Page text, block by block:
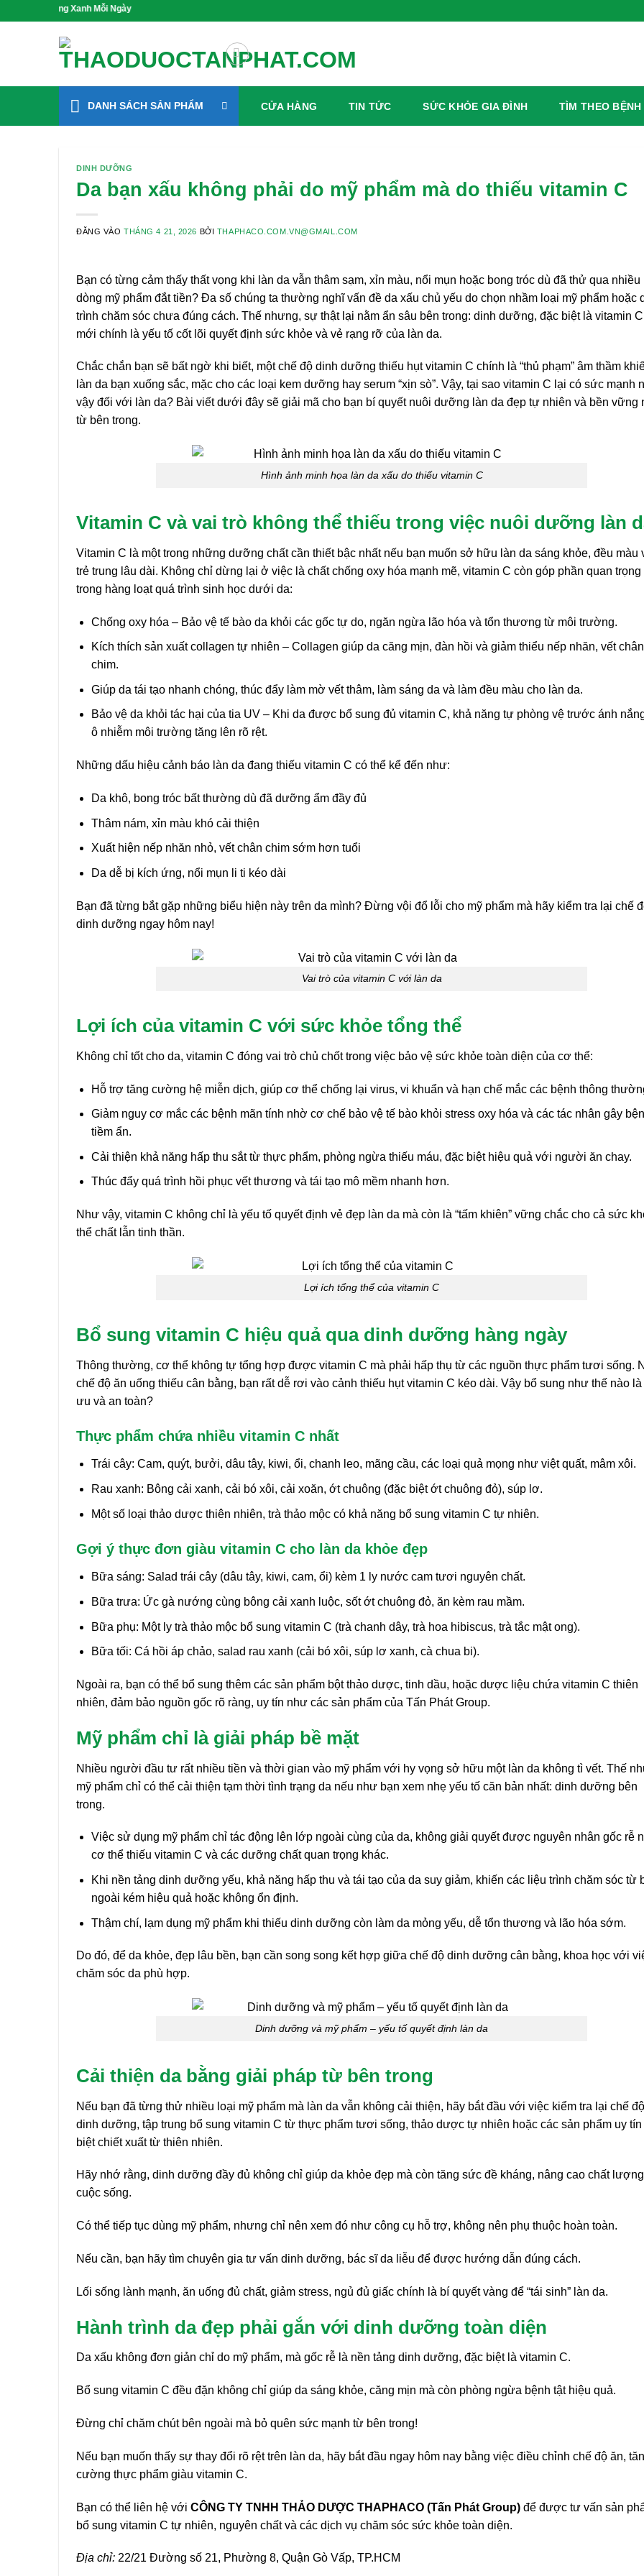
Sống Xanh Mỗi Ngày
DANH SÁCH SẢN PHẨM CỬA HÀNG TIN TỨC SỨC KHỎE GIA ĐÌNH TÌM THEO BỆNH
DINH DƯỠNG
Da bạn xấu không phải do mỹ phẩm mà do thiếu vitamin C
ĐĂNG VÀOTHÁNG 4 21, 2026 BỞI THAPHACO.COM.VN@GMAIL.COM
Bạn có từng cảm thấy thất vọng khi làn da vẫn thâm sạm, xỉn màu, nổi mụn hoặc bong tróc dù đã thử qua nhiều
dòng mỹ phẩm đắt tiền? Đa số chúng ta thường nghĩ vấn đề da xấu chủ yếu do chọn nhầm loại mỹ phẩm hoặc
trình chăm sóc chưa đúng cách. Thế nhưng, sự thật lại nằm ẩn sâu bên trong: dinh dưỡng, đặc biệt là vitamin
mới chính là yếu tố cốt lõi quyết định sức khỏe và vẻ rạng rỡ của làn da.
Chắc chắn bạn sẽ bất ngờ khi biết, một chế độ dinh dưỡng thiếu hụt vitamin C chính là “thủ phạm” âm thầm
làn da bạn xuống sắc, mặc cho các loại kem dưỡng hay serum “xịn sò”. Vậy, tại sao vitamin C lại có sức mạnh
vậy đối với làn da? Bài viết dưới đây sẽ giải mã cho bạn bí quyết nuôi dưỡng làn da đẹp tự nhiên và bền vững
từ bên trong.
Hình ảnh minh họa làn da xấu do thiếu vitamin C
Vitamin C và vai trò không thể thiếu trong việc nuôi dưỡng làn
Vitamin C là một trong những dưỡng chất cần thiết bậc nhất nếu bạn muốn sở hữu làn da sáng khỏe, đều màu
trẻ trung lâu dài. Không chỉ dừng lại ở việc là chất chống oxy hóa mạnh mẽ, vitamin C còn góp phần quan trọng
trong hàng loạt quá trình sinh học dưới da:
Chống oxy hóa – Bảo vệ tế bào da khỏi các gốc tự do, ngăn ngừa lão hóa và tổn thương từ môi trường.
Kích thích sản xuất collagen tự nhiên – Collagen giúp da căng mịn, đàn hồi và giảm thiểu nếp nhăn, vết chân
chim.
Giúp da tái tạo nhanh chóng, thúc đẩy làm mờ vết thâm, làm sáng da và làm đều màu cho làn da.
Bảo vệ da khỏi tác hại của tia UV – Khi da được bổ sung đủ vitamin C, khả năng tự phòng vệ trước ánh
ô nhiễm môi trường tăng lên rõ rệt.
Những dấu hiệu cảnh báo làn da đang thiếu vitamin C có thể kể đến như:
Da khô, bong tróc bất thường dù đã dưỡng ẩm đầy đủ
Thâm nám, xỉn màu khó cải thiện
Xuất hiện nếp nhăn nhỏ, vết chân chim sớm hơn tuổi
Da dễ bị kích ứng, nổi mụn li ti kéo dài
Bạn đã từng bắt gặp những biểu hiện này trên da mình? Đừng vội đổ lỗi cho mỹ phẩm mà hãy kiểm tra lại chế
dinh dưỡng ngay hôm nay!
Vai trò của vitamin C với làn da
Lợi ích của vitamin C với sức khỏe tổng thể
Không chỉ tốt cho da, vitamin C đóng vai trò chủ chốt trong việc bảo vệ sức khỏe toàn diện của cơ thể:
Hỗ trợ tăng cường hệ miễn dịch, giúp cơ thể chống lại virus, vi khuẩn và hạn chế mắc các bệnh thông
Giảm nguy cơ mắc các bệnh mãn tính nhờ cơ chế bảo vệ tế bào khỏi stress oxy hóa và các tác nhân gây
tiềm ẩn.
Cải thiện khả năng hấp thu sắt từ thực phẩm, phòng ngừa thiếu máu, đặc biệt hiệu quả với người ăn chay.
Thúc đẩy quá trình hồi phục vết thương và tái tạo mô mềm nhanh hơn.
Như vậy, vitamin C không chỉ là yếu tố quyết định vẻ đẹp làn da mà còn là “tấm khiên” vững chắc cho cả sức
thể chất lẫn tinh thần.
Lợi ích tổng thể của vitamin C
Bổ sung vitamin C hiệu quả qua dinh dưỡng hàng ngày
Thông thường, cơ thể không tự tổng hợp được vitamin C mà phải hấp thụ từ các nguồn thực phẩm tươi sống.
chế độ ăn uống thiếu cân bằng, bạn rất dễ rơi vào cảnh thiếu hụt vitamin C kéo dài. Vậy bổ sung như thế nào là
ưu và an toàn?
Thực phẩm chứa nhiều vitamin C nhất
Trái cây: Cam, quýt, bưởi, dâu tây, kiwi, ổi, chanh leo, mãng cầu, các loại quả mọng như việt quất, mâm xôi.
Rau xanh: Bông cải xanh, cải bó xôi, cải xoăn, ớt chuông (đặc biệt ớt chuông đỏ), súp lơ.
Một số loại thảo dược thiên nhiên, trà thảo mộc có khả năng bổ sung vitamin C tự nhiên.
Gợi ý thực đơn giàu vitamin C cho làn da khỏe đẹp
Bữa sáng: Salad trái cây (dâu tây, kiwi, cam, ổi) kèm 1 ly nước cam tươi nguyên chất.
Bữa trưa: Ức gà nướng cùng bông cải xanh luộc, sốt ớt chuông đỏ, ăn kèm rau mầm.
Bữa phụ: Một ly trà thảo mộc bổ sung vitamin C (trà chanh dây, trà hoa hibiscus, trà tắc mật ong).
Bữa tối: Cá hồi áp chảo, salad rau xanh (cải bó xôi, súp lơ xanh, cà chua bi).
Ngoài ra, bạn có thể bổ sung thêm các sản phẩm bột thảo dược, tinh dầu, hoặc dược liệu chứa vitamin C thiên
nhiên, đảm bảo nguồn gốc rõ ràng, uy tín như các sản phẩm của Tấn Phát Group.
Mỹ phẩm chỉ là giải pháp bề mặt
Nhiều người đầu tư rất nhiều tiền và thời gian vào mỹ phẩm với hy vọng sở hữu một làn da không tì vết. Thế
mỹ phẩm chỉ có thể cải thiện tạm thời tình trạng da nếu như bạn xem nhẹ yếu tố căn bản nhất: dinh dưỡng bên
trong.
Việc sử dụng mỹ phẩm chỉ tác động lên lớp ngoài cùng của da, không giải quyết được nguyên nhân gốc rễ
cơ thể thiếu vitamin C và các dưỡng chất quan trọng khác.
Khi nền tảng dinh dưỡng yếu, khả năng hấp thu và tái tạo của da suy giảm, khiến các liệu trình chăm sóc từ
ngoài kém hiệu quả hoặc không ổn định.
Thậm chí, lạm dụng mỹ phẩm khi thiếu dinh dưỡng còn làm da mỏng yếu, dễ tổn thương và lão hóa sớm.
Do đó, để da khỏe, đẹp lâu bền, bạn cần song song kết hợp giữa chế độ dinh dưỡng cân bằng, khoa học với
chăm sóc da phù hợp.
Dinh dưỡng và mỹ phẩm – yếu tố quyết định làn da
Cải thiện da bằng giải pháp từ bên trong
Nếu bạn đã từng thử nhiều loại mỹ phẩm mà làn da vẫn không cải thiện, hãy bắt đầu với việc kiểm tra lại chế độ
dinh dưỡng, tập trung bổ sung vitamin C từ thực phẩm tươi sống, thảo dược tự nhiên hoặc các sản phẩm uy tín
biệt chiết xuất từ thiên nhiên.
Hãy nhớ rằng, dinh dưỡng đầy đủ không chỉ giúp da khỏe đẹp mà còn tăng sức đề kháng, nâng cao chất lượng
cuộc sống.
Có thể tiếp tục dùng mỹ phẩm, nhưng chỉ nên xem đó như công cụ hỗ trợ, không nên phụ thuộc hoàn toàn.
Nếu cần, bạn hãy tìm chuyên gia tư vấn dinh dưỡng, bác sĩ da liễu để được hướng dẫn đúng cách.
Lối sống lành mạnh, ăn uống đủ chất, giảm stress, ngủ đủ giấc chính là bí quyết vàng để “tái sinh” làn da.
Hành trình da đẹp phải gắn với dinh dưỡng toàn diện
Da xấu không đơn giản chỉ do mỹ phẩm, mà gốc rễ là nền tảng dinh dưỡng, đặc biệt là vitamin C.
Bổ sung vitamin C đều đặn không chỉ giúp da sáng khỏe, căng mịn mà còn phòng ngừa bệnh tật hiệu quả.
Đừng chỉ chăm chút bên ngoài mà bỏ quên sức mạnh từ bên trong!
Nếu bạn muốn thấy sự thay đổi rõ rệt trên làn da, hãy bắt đầu ngay hôm nay bằng việc điều chỉnh chế độ ăn,
cường thực phẩm giàu vitamin C.
Bạn có thể liên hệ với CÔNG TY TNHH THẢO DƯỢC THAPHACO (Tấn Phát Group) để được tư vấn sản
bổ sung vitamin C tự nhiên, nguyên chất và các dịch vụ chăm sóc sức khỏe toàn diện.
Địa chỉ: 22/21 Đường số 21, Phường 8, Quận Gò Vấp, TP.HCM